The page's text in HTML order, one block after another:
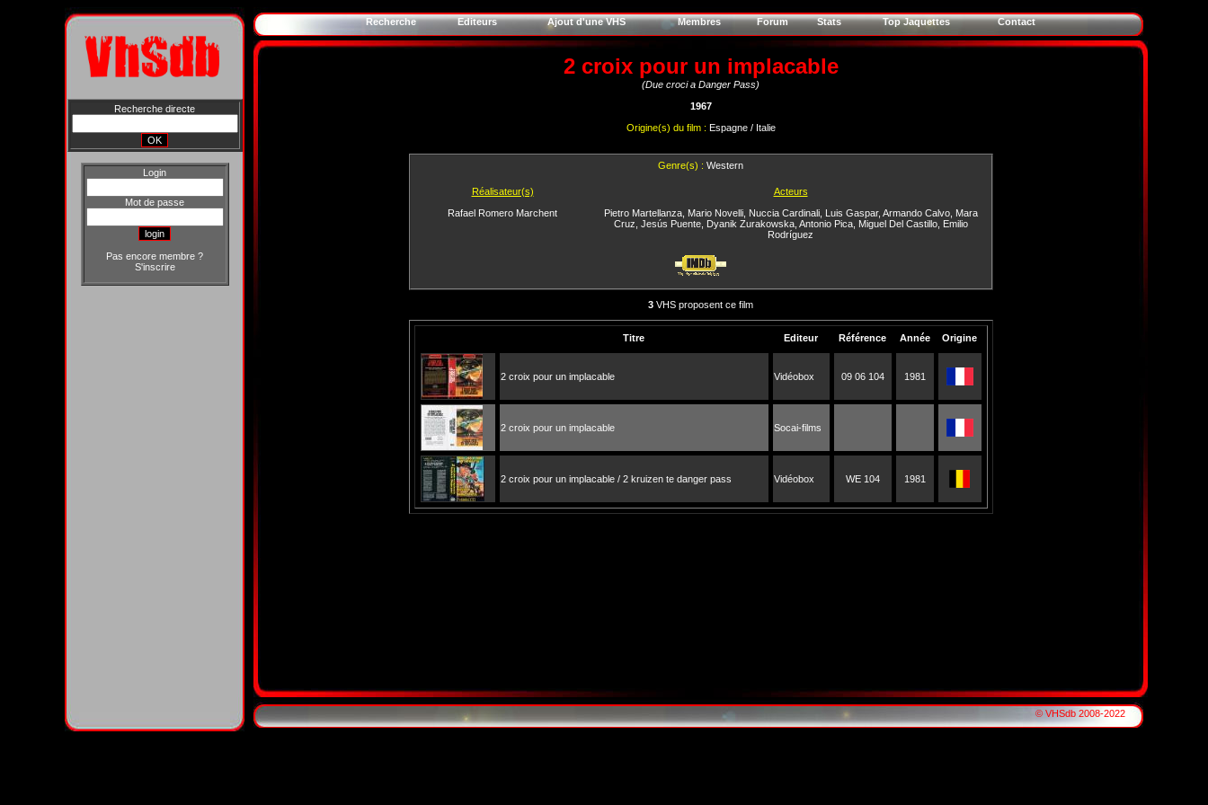
Recherche directe
Login
Mot de passe
Pas encore membre ?
S'inscrire
Recherche Editeurs Ajout d'une VHS Membres Forum Stats Top Jaquettes Contact
2 croix pour un implacable
(Due croci a Danger Pass)
1967
Origine(s) du film : Espagne / Italie
Genre(s) : Western
Réalisateur(s)
Rafael Romero Marchent
Acteurs
Pietro Martellanza, Mario Novelli, Nuccia Cardinali, Luis Gaspar, Armando Calvo, Mara
Cruz Jesús Puente, Dyanik Zurakowska, Antonio Pica, Miguel Del Castillo, Emilio
Rodríguez
3 VHS proposent ce film
Titre Editeur Référence Année Origine
2 croix pour un implacable Vidéobox 09 06 104 1981
2 croix pour un implacable Socai-films
2 croix pour un implacable / 2 kruizen te danger pass Vidéobox WE 104 1981
© VHSdb 2008-2022